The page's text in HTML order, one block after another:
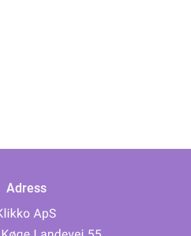
Adress